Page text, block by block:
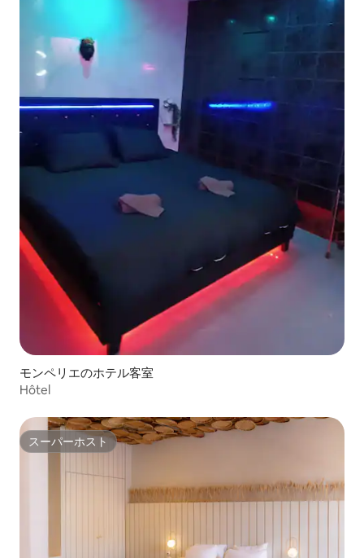
モンペリエのホテル客室
Hôtel
スーパーホスト
スーパーホスト